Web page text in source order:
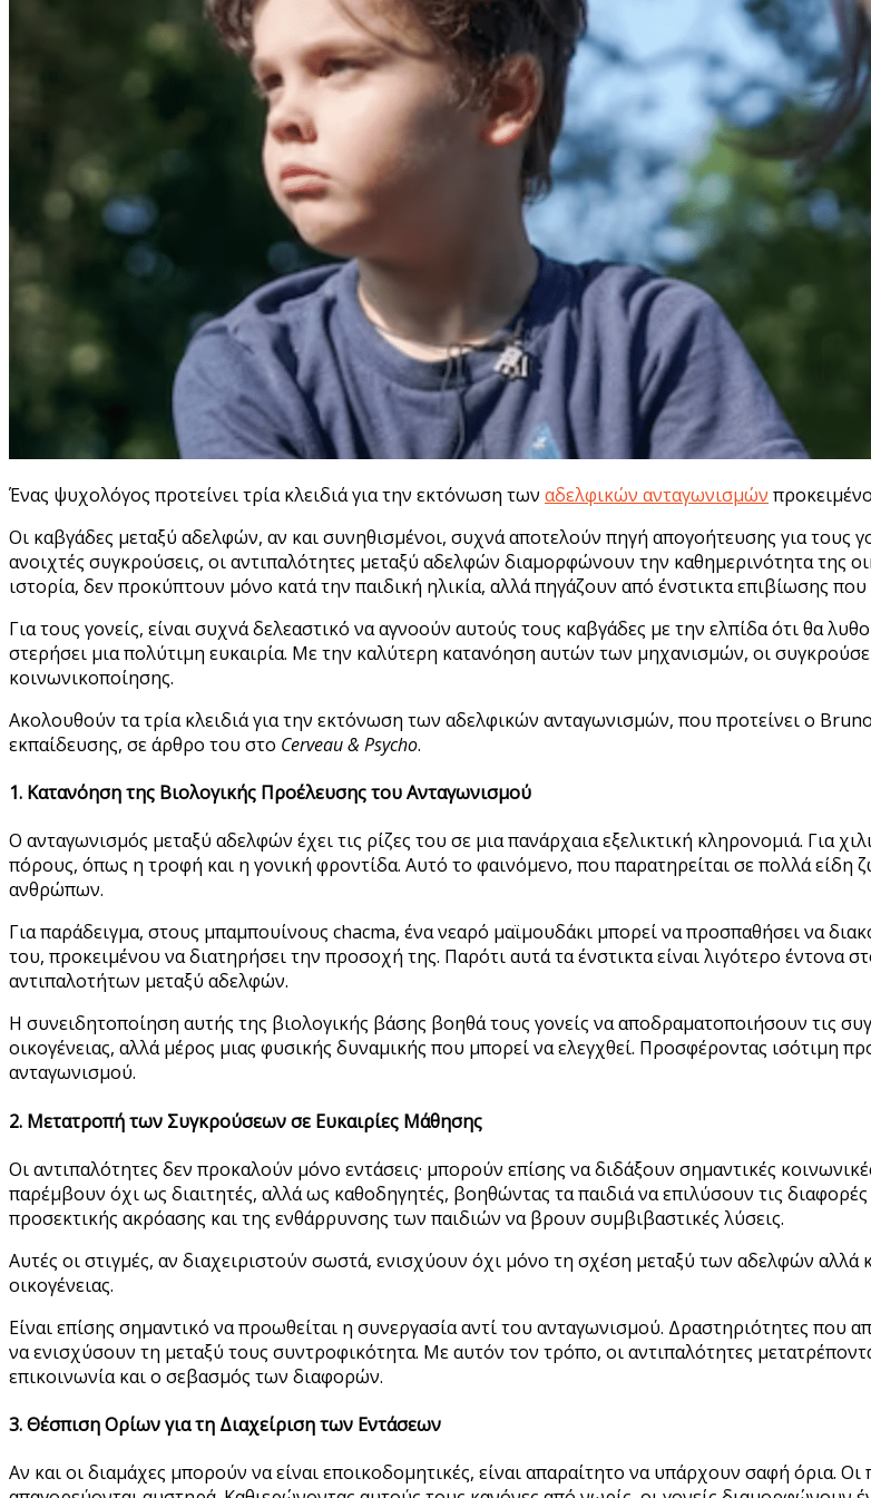
Ένας ψυχολόγος προτείνει τρία κλειδιά για την εκτόνωση των αδελφικών ανταγωνισμών
Οι καβγάδες μεταξύ αδελφών, αν και συνηθισμένοι, συχνά αποτελούν πηγή απογοήτευσης για
ανοιχτές συγκρούσεις, οι αντιπαλότητες μεταξύ αδελφών διαμορφώνουν την καθημερινότητα της
ιστορία, δεν προκύπτουν μόνο κατά την παιδική ηλικία, αλλά πηγάζουν από ένστικτα επιβίωσης
Για τους γονείς, είναι συχνά δελεαστικό να αγνοούν αυτούς τους καβγάδες με την ελπίδα ότι θα
στερήσει μια πολύτιμη ευκαιρία. Με την καλύτερη κατανόηση αυτών των μηχανισμών, οι
κοινωνικοποίησης.
Ακολουθούν τα τρία κλειδιά για την εκτόνωση των αδελφικών ανταγωνισμών, που προτείνει ο
εκπαίδευσης, σε άρθρο του στο Cerveau & Psycho.
1. Κατανόηση της Βιολογικής Προέλευσης του Ανταγωνισμού
Ο ανταγωνισμός μεταξύ αδελφών έχει τις ρίζες του σε μια πανάρχαια εξελικτική κληρονομιά. Για
πόρους, όπως η τροφή και η γονική φροντίδα. Αυτό το φαινόμενο, που παρατηρείται σε πολλά
ανθρώπων.
Για παράδειγμα, στους μπαμπουίνους chacma, ένα νεαρό μαϊμουδάκι μπορεί να προσπαθήσει να
του, προκειμένου να διατηρήσει την προσοχή της. Παρότι αυτά τα ένστικτα είναι λιγότερο
αντιπαλοτήτων μεταξύ αδελφών.
Η συνειδητοποίηση αυτής της βιολογικής βάσης βοηθά τους γονείς να αποδραματοποιήσουν τις
οικογένειας, αλλά μέρος μιας φυσικής δυναμικής που μπορεί να ελεγχθεί. Προσφέροντας ισότιμη
ανταγωνισμού.
2. Μετατροπή των Συγκρούσεων σε Ευκαιρίες Μάθησης
Οι αντιπαλότητες δεν προκαλούν μόνο εντάσεις· μπορούν επίσης να διδάξουν σημαντικές
παρέμβουν όχι ως διαιτητές, αλλά ως καθοδηγητές, βοηθώντας τα παιδιά να επιλύσουν τις
προσεκτικής ακρόασης και της ενθάρρυνσης των παιδιών να βρουν συμβιβαστικές λύσεις.
Αυτές οι στιγμές, αν διαχειριστούν σωστά, ενισχύουν όχι μόνο τη σχέση μεταξύ των αδελφών αλλά
οικογένειας.
Είναι επίσης σημαντικό να προωθείται η συνεργασία αντί του ανταγωνισμού. Δραστηριότητες που
να ενισχύσουν τη μεταξύ τους συντροφικότητα. Με αυτόν τον τρόπο, οι αντιπαλότητες
επικοινωνία και ο σεβασμός των διαφορών.
3. Θέσπιση Ορίων για τη Διαχείριση των Εντάσεων
Αν και οι διαμάχες μπορούν να είναι εποικοδομητικές, είναι απαραίτητο να υπάρχουν σαφή όρια.